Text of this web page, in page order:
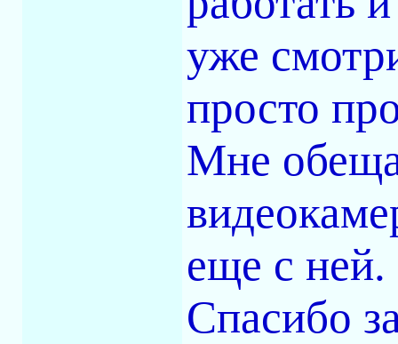
уже
просто
Мне
еще с ней.
Спасибо